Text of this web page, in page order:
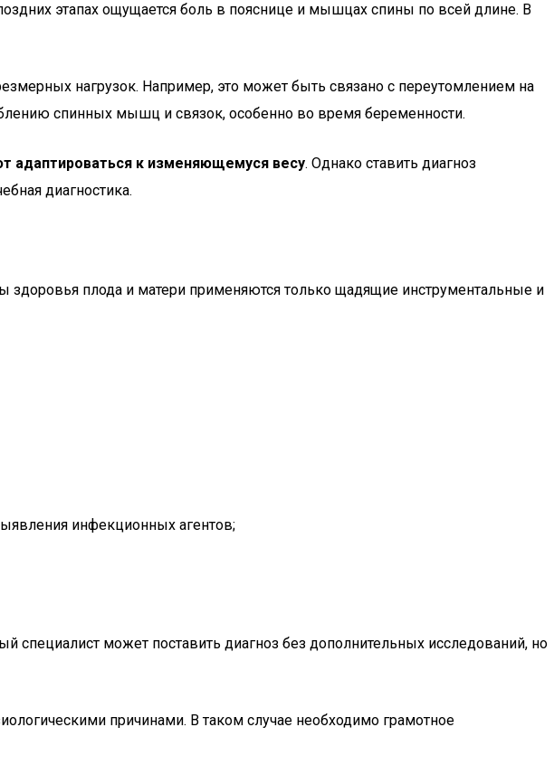
этапах ощущается боль в пояснице и мышцах спины по всей длине. В
нагрузок. Например, это может быть связано с переутомлением на
спинных мышц и связок, особенно во время беременности.
адаптироваться к изменяющемуся весу. Однако ставить диагноз
диагностика.
здоровья плода и матери применяются только щадящие инструментальные и
инфекционных агентов;
специалист может поставить диагноз без дополнительных исследований, но
причинами. В таком случае необходимо грамотное